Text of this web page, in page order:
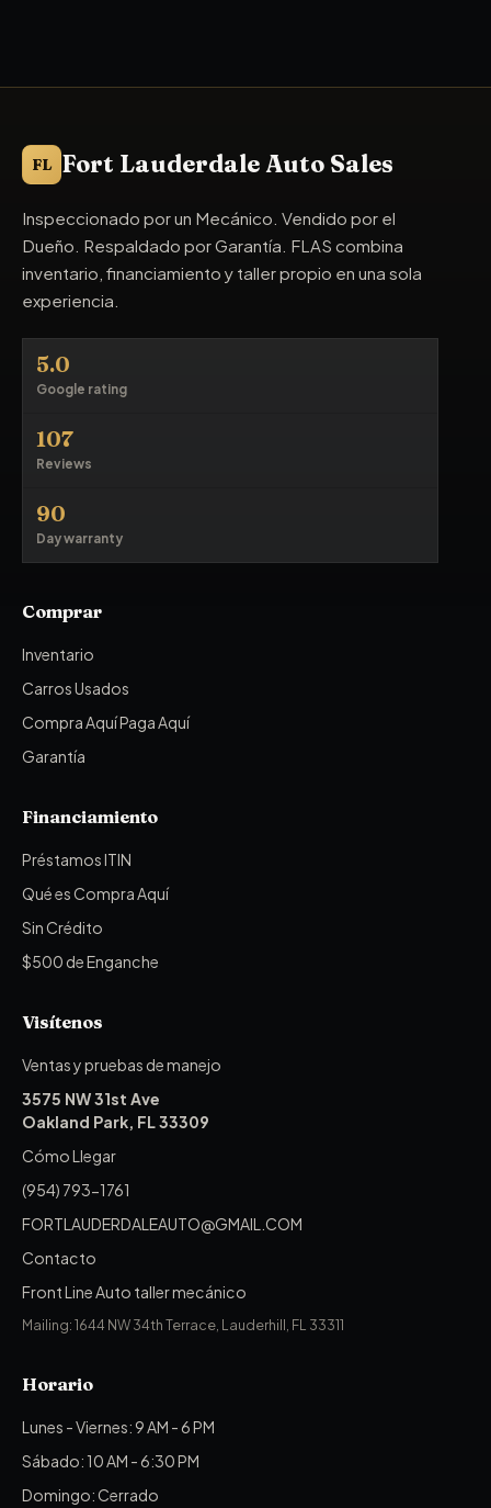
FL Fort Lauderdale Auto Sales
Inspeccionado por un Mecánico. Vendido por el
Dueño. Respaldado por Garantía. FLAS combina
inventario, financiamiento y taller propio en una sola
experiencia.
5.0
Google rating
107
Reviews
90
Day warranty
Comprar
Inventario
Carros Usados
Compra Aquí Paga Aquí
Garantía
Financiamiento
Préstamos ITIN
Qué es Compra Aquí
Sin Crédito
$500 de Enganche
Visítenos
Ventas y pruebas de manejo
3575 NW 31st Ave
Oakland Park, FL 33309
Cómo Llegar
(954) 793-1761
FORTLAUDERDALEAUTO@GMAIL.COM
Contacto
Front Line Auto taller mecánico
Mailing: 1644 NW 34th Terrace, Lauderhill, FL 33311
Horario
Lunes - Viernes: 9 AM - 6 PM
Sábado: 10 AM - 6:30 PM
Domingo: Cerrado